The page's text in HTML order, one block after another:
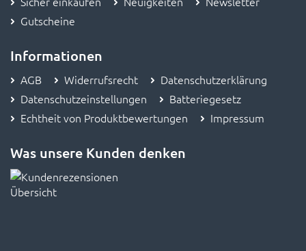
Gutscheine
Informationen
AGB Widerrufsrecht
Datenschutzerklärung
Datenschutzeinstellungen
Batteriegesetz
Echtheit von Produktbewertungen
Impressum
Was unsere Kunden denken